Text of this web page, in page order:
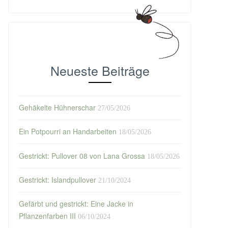
Neueste Beiträge
Gehäkelte Hühnerschar 27/05/2026
Ein Potpourri an Handarbeiten 18/05/2026
Gestrickt: Pullover 08 von Lana Grossa 18/05/2026
Gestrickt: Islandpullover 21/10/2024
Gefärbt und gestrickt: Eine Jacke in
Pflanzenfarben III 06/10/2024